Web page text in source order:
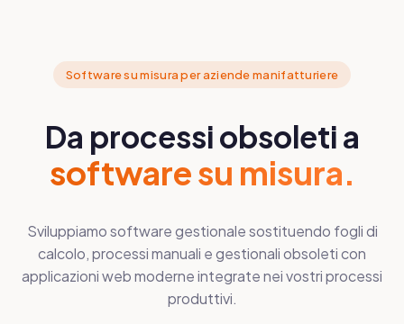
Software su misura per aziende manifatturiere
Da processi obsoleti a
software su misura.
Sviluppiamo software gestionale sostituendo fogli di
calcolo, processi manuali e gestionali obsoleti con
applicazioni web moderne integrate nei vostri processi
produttivi.